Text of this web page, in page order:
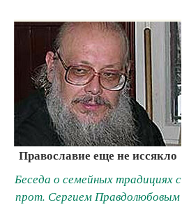
Православие еще не иссякло
Беседа о семейных традициях с
прот. Сергием Правдолюбовым